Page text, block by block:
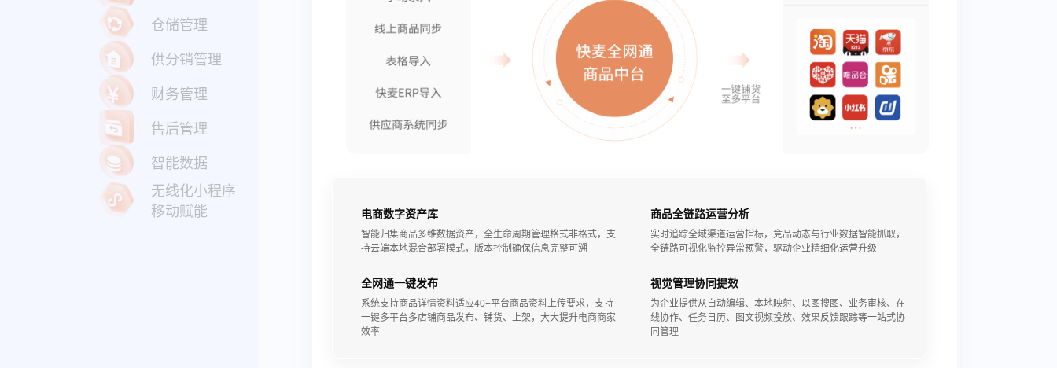
仓储管理
供分销管理
财务管理
售后管理
智能数据
无线化小程序
移动赋能
电商数字资产库
智能归集商品多维数据资产，全生命周期管理格式非格式，支
持云端本地混合部署模式，版本控制确保信息完整可溯
商品全链路运营分析
实时追踪全域渠道运营指标，竞品动态与行业数据智能抓取，
全链路可视化监控异常预警，驱动企业精细化运营升级
全网通一键发布
系统支持商品详情资料适应40+平台商品资料上传要求，支持
一键多平台多店铺商品发布、铺货、上架，大大提升电商商家
效率
视觉管理协同提效
为企业提供从自动编辑、本地映射、以图搜图、业务审核、在
线协作、任务日历、图文视频投放、效果反馈跟踪等一站式协
同管理